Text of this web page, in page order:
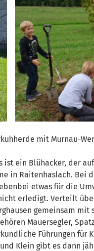
mit Murnau-
ist ein Blühacker, der
in Raitenhaslach.
etwas für die
erledigt. Verteilt
gemeinsam
Mauersegler,
Führungen für
Klein gibt es dann